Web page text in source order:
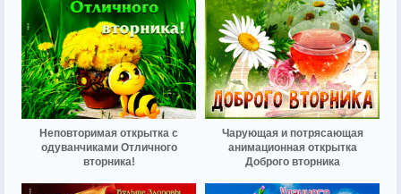
Неповторимая открытка с
одуванчиками Отличного
вторника!
Чарующая и потрясающая
анимационная открытка
Доброго вторника